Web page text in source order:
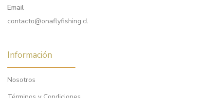
Email
contacto@onaflyfishing.cl
Información
Nosotros